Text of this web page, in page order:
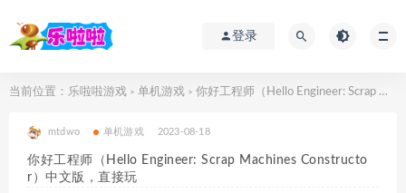
登录
当前位置： 乐啦啦游戏 > 单机游戏 > 你好工程师（Hello Engineer: Scrap Machines Constructor）中文版，直接玩
mtdwo 单机游戏 2023-08-18
你好工程师（Hello Engineer: Scrap Machines Constructo
r）中文版，直接玩